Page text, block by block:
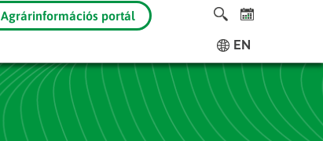
Agrárinformációs portál
EN